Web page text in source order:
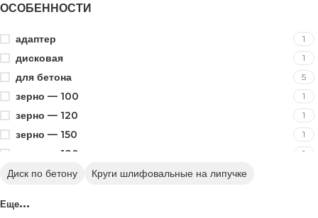
ОСОБЕННОСТИ
адаптер 1
дисковая 1
для бетона 5
зерно — 100 1
зерно — 120 1
зерно — 150 1
зерно — 180 1
зерно — 40
зерно — 80
Диск по бетону Круги шлифовальные на липучке
Еще